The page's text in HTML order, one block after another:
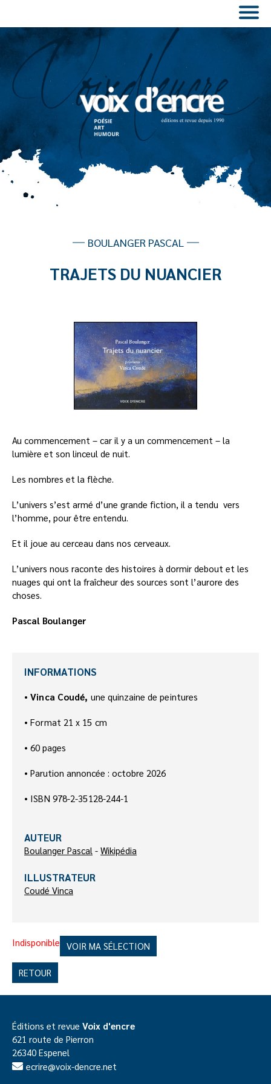
BOULANGER PASCAL
TRAJETS DU NUANCIER
Au commencement – car il y a un commencement – la
lumière et son linceul de nuit.
Les nombres et la flèche.
L’univers s’est armé d’une grande fiction, il a tendu vers
l’homme, pour être entendu.
Et il joue au cerceau dans nos cerveaux.
L’univers nous raconte des histoires à dormir debout et les
nuages qui ont la fraîcheur des sources sont l’aurore des
choses.
Pascal Boulanger
INFORMATIONS
•Vinca Coudé, une quinzaine de peintures
• Format 21 x 15 cm
• 60 pages
• Parution annoncée : octobre 2026
• ISBN 978-2-35128-244-1
AUTEUR
Boulanger Pascal - Wikipédia
ILLUSTRATEUR
Coudé Vinca
Indisponible VOIR MA SÉLECTION
RETOUR
Éditions et revue Voix d'encre
621 route de Pierron
26340 Espenel
ecrire@voix-dencre.net